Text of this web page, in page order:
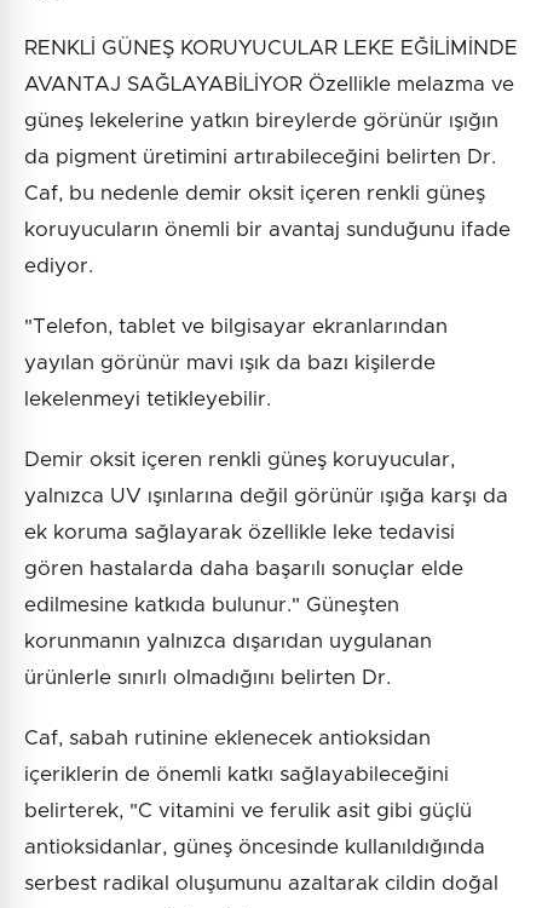
RENKLİ GÜNEŞ KORUYUCULAR LEKE EĞİLİMİNDE
AVANTAJ SAĞLAYABİLİYOR Özellikle melazma ve
güneş lekelerine yatkın bireylerde görünür ışığın
da pigment üretimini artırabileceğini belirten Dr.
Caf, bu nedenle demir oksit içeren renkli güneş
koruyucuların önemli bir avantaj sunduğunu ifade
ediyor.
"Telefon, tablet ve bilgisayar ekranlarından
yayılan görünür mavi ışık da bazı kişilerde
lekelenmeyi tetikleyebilir.
Demir oksit içeren renkli güneş koruyucular,
yalnızca UV ışınlarına değil görünür ışığa karşı da
ek koruma sağlayarak özellikle leke tedavisi
gören hastalarda daha başarılı sonuçlar elde
edilmesine katkıda bulunur." Güneşten
korunmanın yalnızca dışarıdan uygulanan
ürünlerle sınırlı olmadığını belirten Dr.
Caf, sabah rutinine eklenecek antioksidan
içeriklerin de önemli katkı sağlayabileceğini
belirterek, "C vitamini ve ferulik asit gibi güçlü
antioksidanlar, güneş öncesinde kullanıldığında
serbest radikal oluşumunu azaltarak cildin doğal